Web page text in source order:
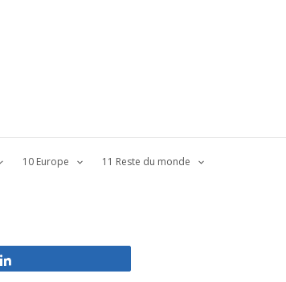
10 Europe 11 Reste du monde